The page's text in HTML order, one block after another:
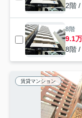
2階 /
8階
9.1
8階 /
賃貸マンション